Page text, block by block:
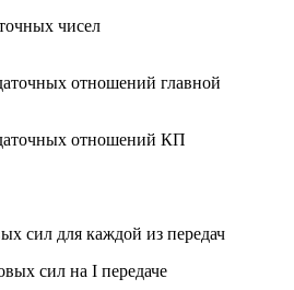
чисел
отношений главной
отношений КП
сил для каждой из передач
сил на I передаче